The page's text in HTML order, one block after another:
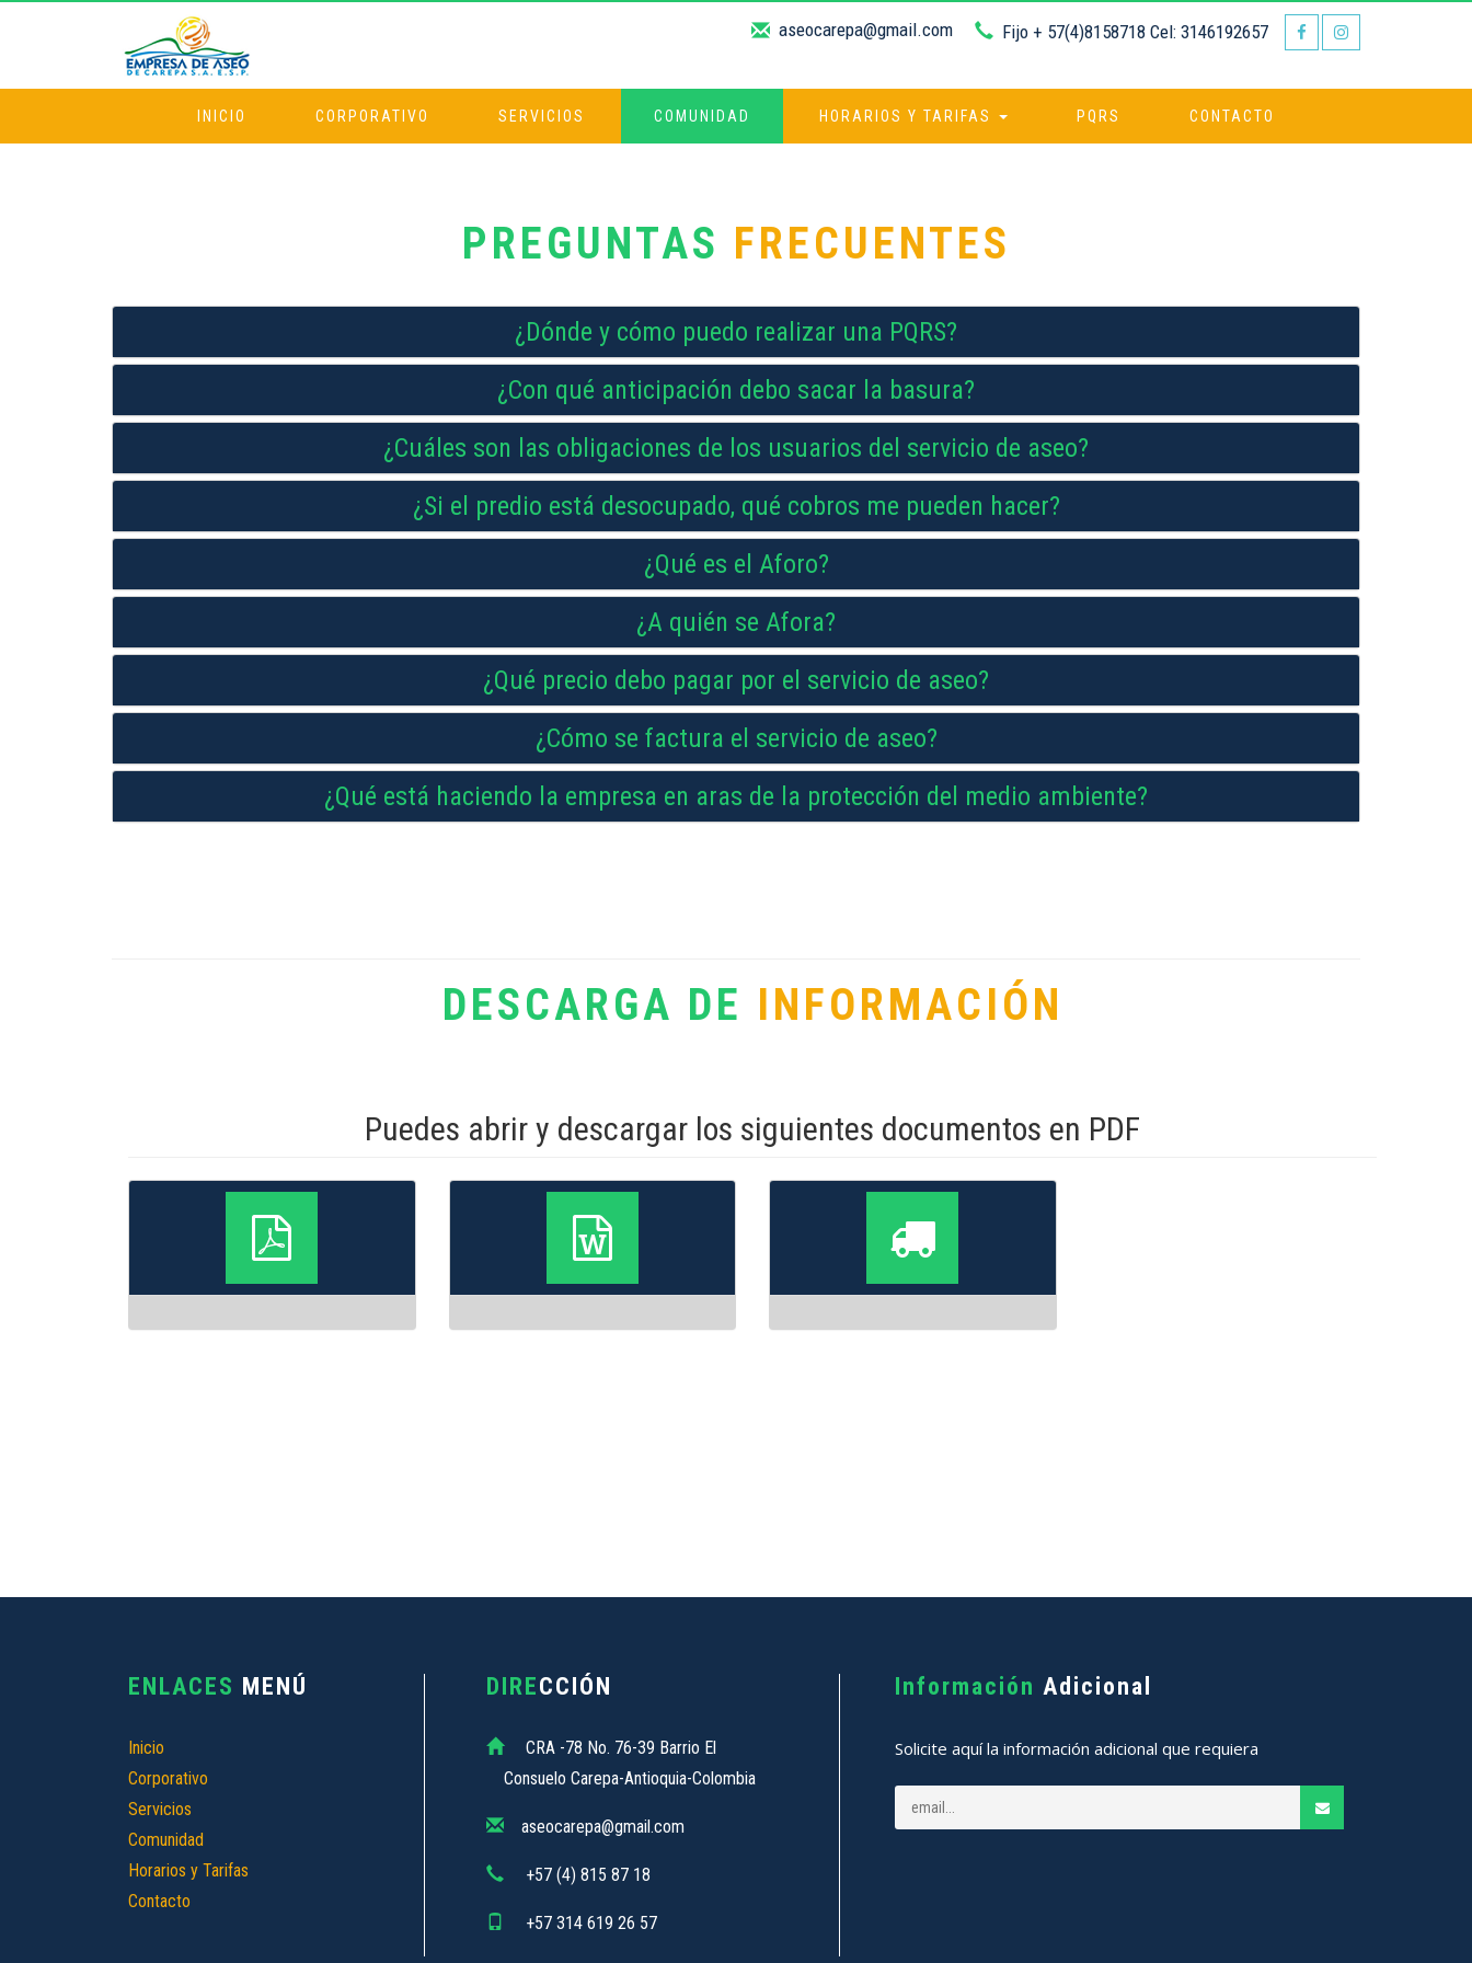
aseocarepa@gmail.com Fijo + 57(4)8158718 Cel: 3146192657
INICIO CORPORATIVO SERVICIOS COMUNIDAD HORARIOS Y TARIFAS PQRS CONTACTO
PREGUNTAS FRECUENTES
¿Dónde y cómo puedo realizar una PQRS?
¿Con qué anticipación debo sacar la basura?
¿Cuáles son las obligaciones de los usuarios del servicio de aseo?
¿Si el predio está desocupado, qué cobros me pueden hacer?
¿Qué es el Aforo?
¿A quién se Afora?
¿Qué precio debo pagar por el servicio de aseo?
¿Cómo se factura el servicio de aseo?
¿Qué está haciendo la empresa en aras de la protección del medio ambiente?
DESCARGA DE INFORMACIÓN
Puedes abrir y descargar los siguientes documentos en PDF
ENLACES MENÚ
Inicio
Corporativo
Servicios
Comunidad
Horarios y Tarifas
Contacto
DIRECCIÓN
CRA -78 No. 76-39 Barrio El
Consuelo Carepa-Antioquia-Colombia
aseocarepa@gmail.com
+57 (4) 815 87 18
+57 314 619 26 57
Información Adicional
Solicite aquí la información adicional que requiera